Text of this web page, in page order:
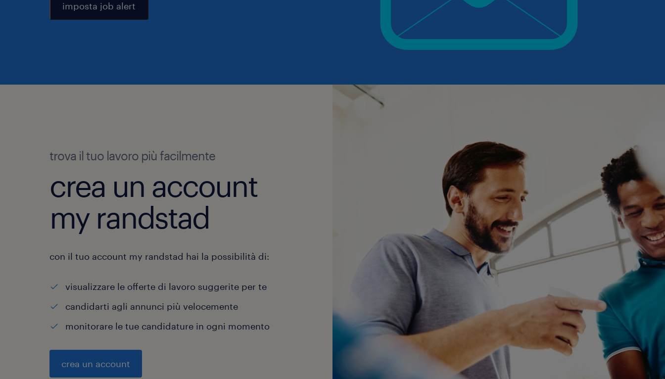
imposta job alert
trova il tuo lavoro più facilmente
crea un account
my randstad
con il tuo account my randstad hai la possibilità di:
visualizzare le offerte di lavoro suggerite per te
candidarti agli annunci più velocemente
monitorare le tue candidature in ogni momento
crea un account